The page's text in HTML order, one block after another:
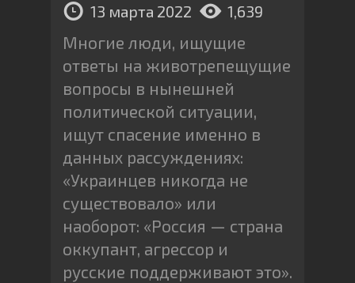
13 марта 2022 1,639
Многие люди, ищущие
ответы на животрепещущие
вопросы в нынешней
политической ситуации,
ищут спасение именно в
данных рассуждениях:
«Украинцев никогда не
существовало» или
наоборот: «Россия — страна
оккупант, агрессор и
русские поддерживают это».